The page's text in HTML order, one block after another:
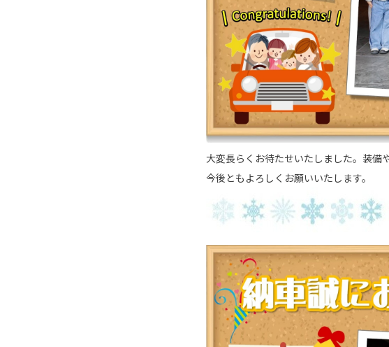
大変長らくお待たせいたしました。装備
今後ともよろしくお願いいたします。